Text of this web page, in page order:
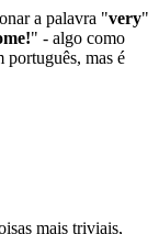
a palavra "very"
" - algo como
português, mas é
mais triviais,